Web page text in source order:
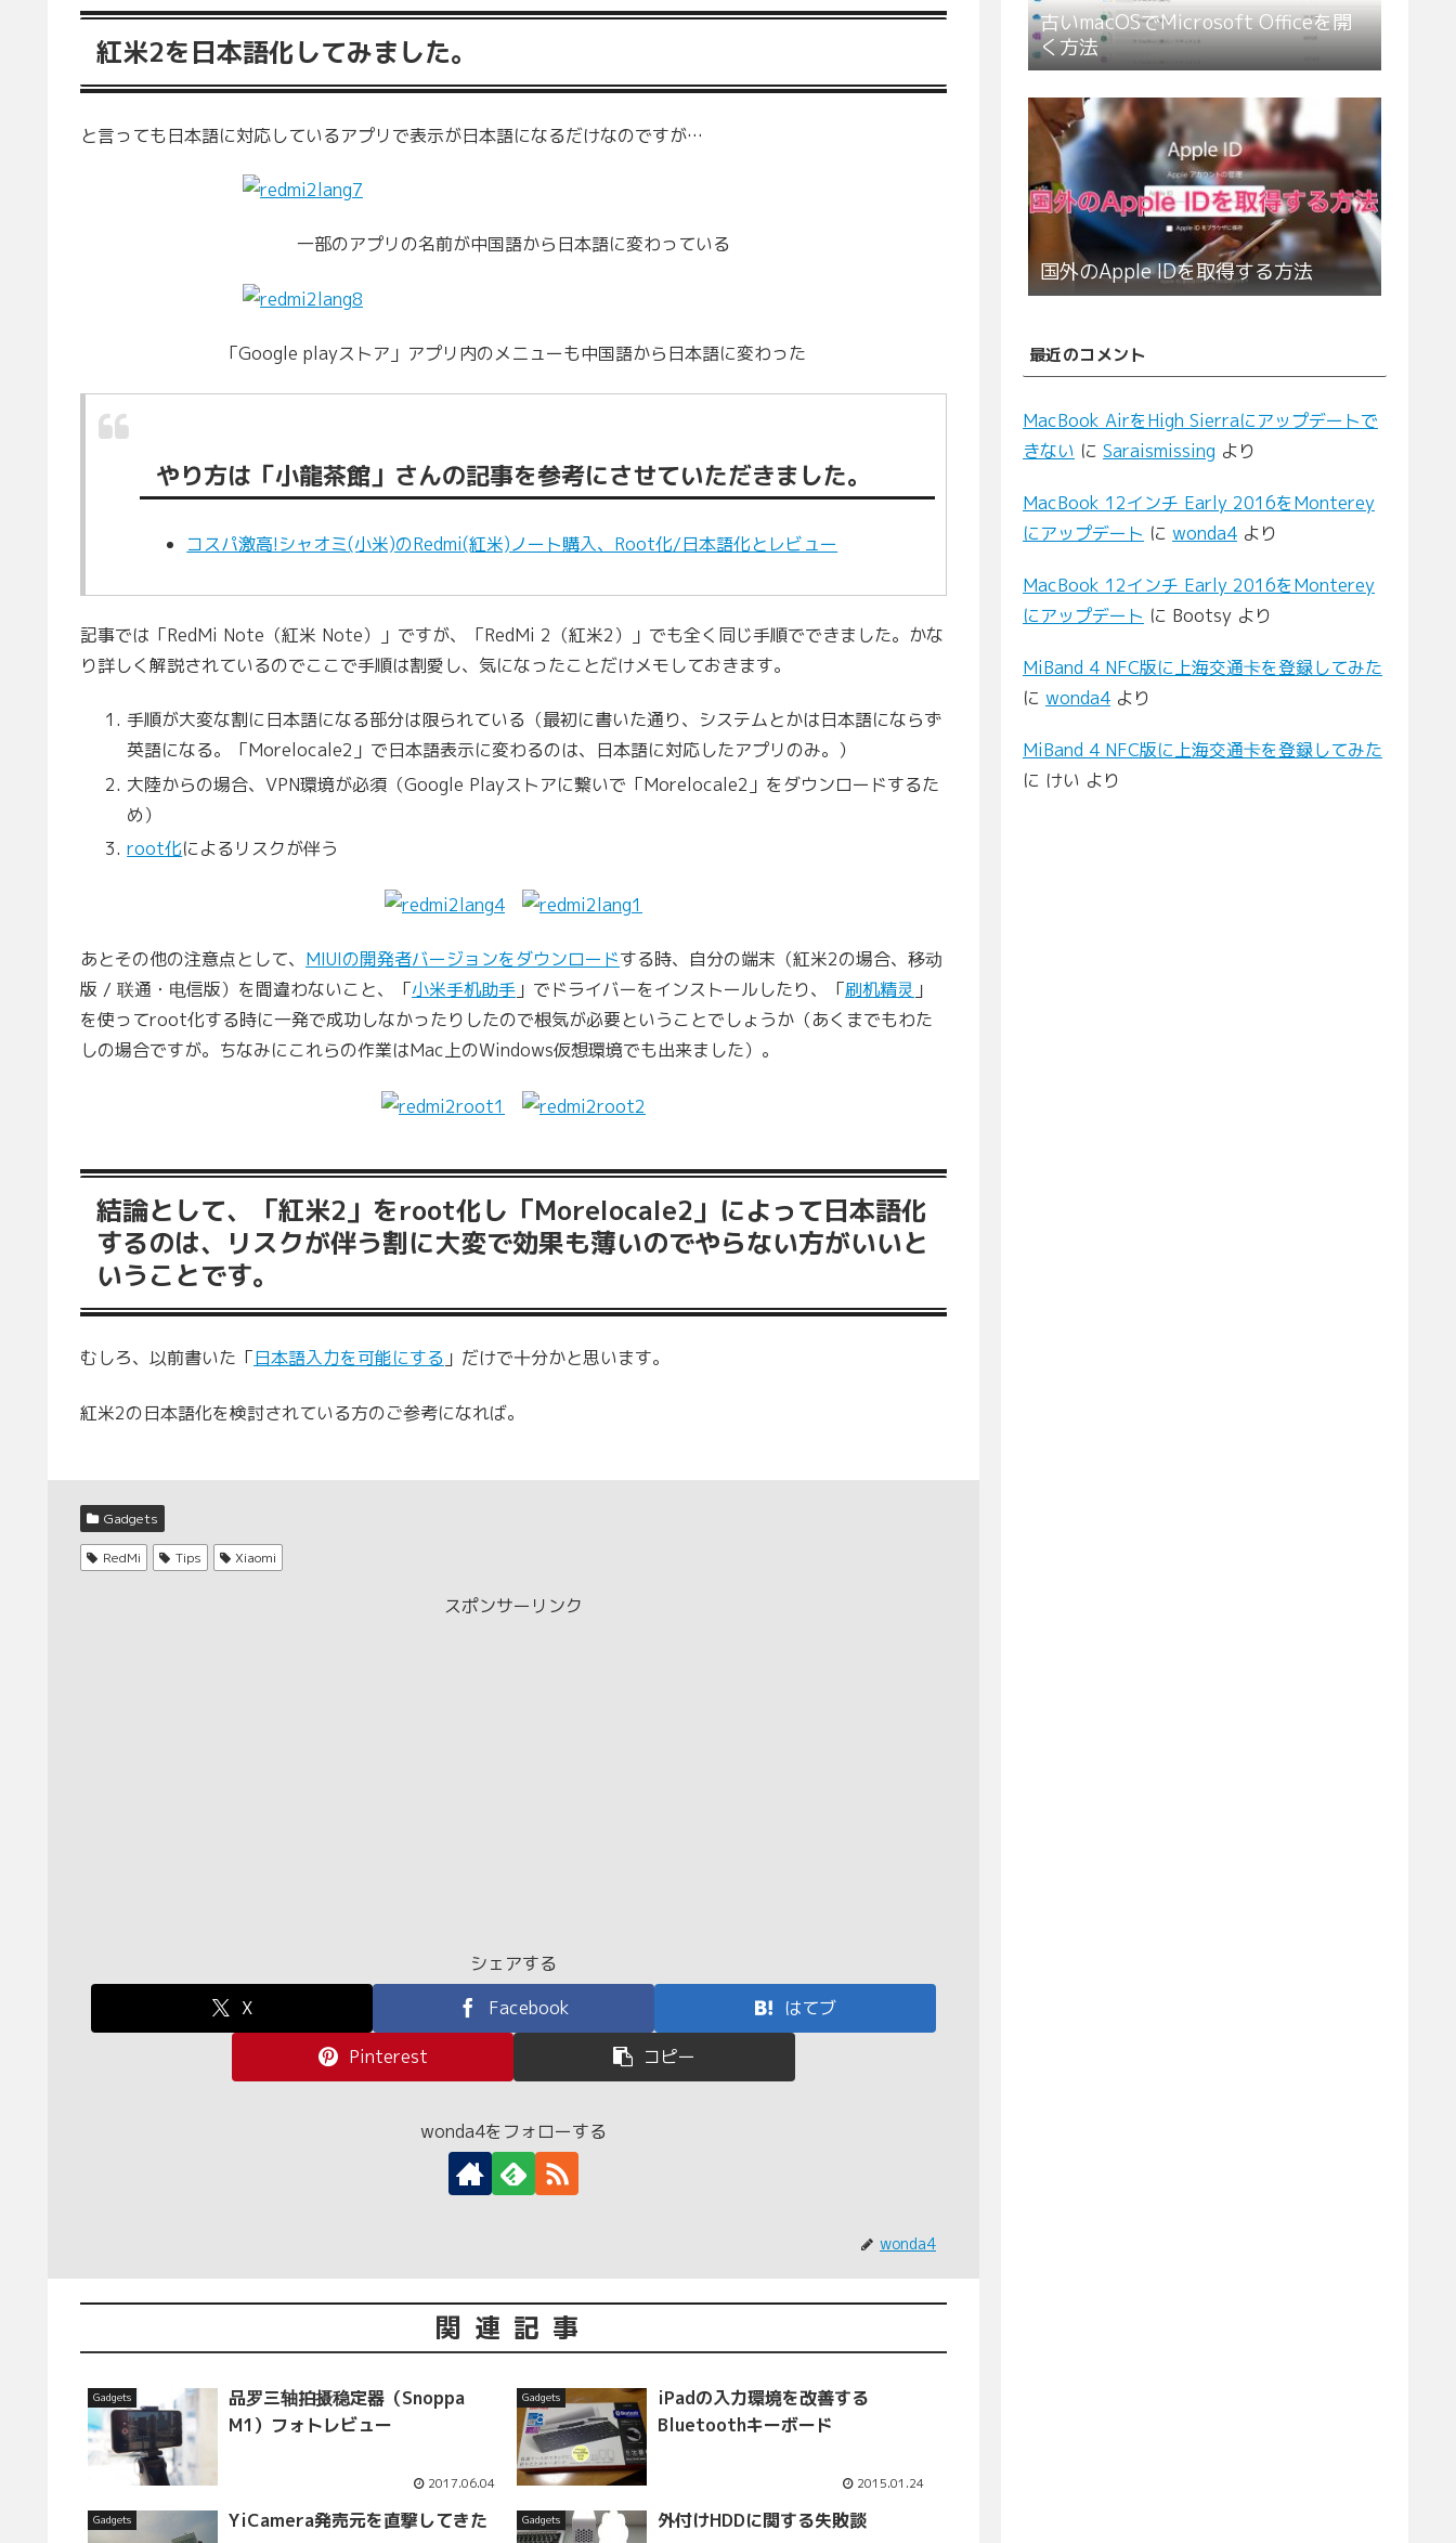
紅米2を日本語化してみました。
と言っても日本語に対応しているアプリで表示が日本語になるだけなのですが…
一部のアプリの名前が中国語から日本語に変わっている
「Google playストア」アプリ内のメニューも中国語から日本語に変わった
やり方は「小龍茶館」さんの記事を参考にさせていただきました。
コスパ激高!シャオミ(小米)のRedmi(紅米)ノート購入、Root化/日本語化とレビュー
記事では「RedMi Note（紅米 Note）」ですが、「RedMi 2（紅米2）」でも全く同じ手順でできました。かな
り詳しく解説されているのでここで手順は割愛し、気になったことだけメモしておきます。
手順が大変な割に日本語になる部分は限られている（最初に書いた通り、システムとかは日本語にならず
英語になる。「Morelocale2」で日本語表示に変わるのは、日本語に対応したアプリのみ。）
大陸からの場合、VPN環境が必須（Google Playストアに繋いで「Morelocale2」をダウンロードするた
め）
root化によるリスクが伴う
あとその他の注意点として、 MIUIの開発者バージョンをダウンロードする時、自分の端末（紅米2の場合、移动
版 / 联通・电信版）を間違わないこと、「小米手机助手 」でドライバーをインストールしたり、「刷机精灵 」
を使ってroot化する時に一発で成功しなかったりしたので根気が必要ということでしょうか（あくまでもわた
しの場合ですが。ちなみにこれらの作業はMac上のWindows仮想環境でも出来ました）。
結論として、「紅米2」をroot化し「Morelocale2」によって日本語化
するのは、リスクが伴う割に大変で効果も薄いのでやらない方がいいと
いうことです。
むしろ、以前書いた「日本語入力を可能にする 」だけで十分かと思います。
紅米2の日本語化を検討されている方のご参考になれば。
Gadgets
RedMi Tips Xiaomi
スポンサーリンク
シェアする
X
Facebook はてブ
Pinterest コピー
wonda4をフォローする
wonda4
関連記事
Gadgets
品罗三轴拍摄稳定器（Snoppa
M1）フォトレビュー
2017.06.04
Gadgets
iPadの入力環境を改善する
Bluetoothキーボード
2015.01.24
Gadgets YiCamera発売元を直撃してきた Gadgets 外付けHDDに関する失敗談
古いmacOSでMicrosoft Officeを開
く方法
国外のApple IDを取得する方法
最近のコメント
MacBook AirをHigh Sierraにアップデートで
きない に Saraismissing より
MacBook 12インチ Early 2016をMonterey
にアップデート に wonda4 より
MacBook 12インチ Early 2016をMonterey
にアップデート に Bootsy より
MiBand 4 NFC版に上海交通卡を登録してみた
に wonda4 より
MiBand 4 NFC版に上海交通卡を登録してみた
に けい より